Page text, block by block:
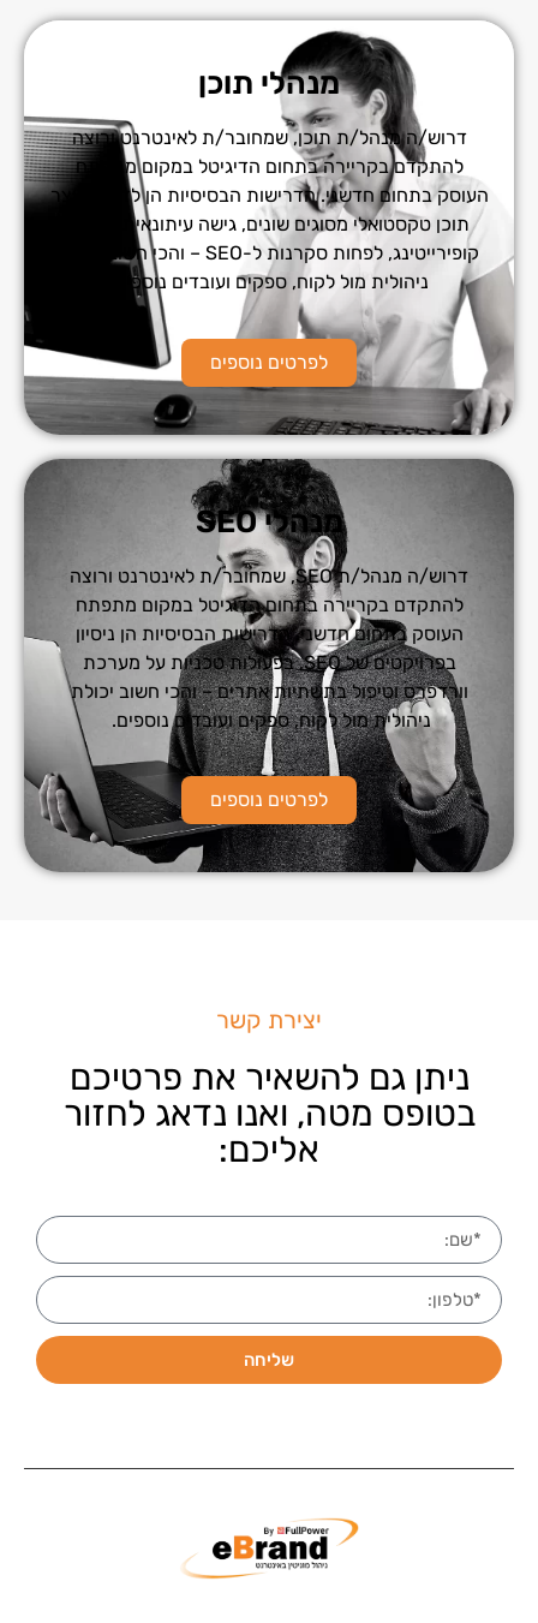
מנהלי תוכן
דרוש/ה מנהל/ת תוכן, שמחובר/ת לאינטרנט ורוצה
להתקדם בקריירה בתחום הדיגיטל במקום מתפתח
העוסק בתחום חדשני. הדרישות הבסיסיות הן לדעת לייצר
תוכן טקסטואלי מסוגים שונים, גישה עיתונאית, יכולת
קופירייטינג, לפחות סקרנות ל-SEO – והכי חשוב יכולת
ניהולית מול לקוח, ספקים ועובדים נוספים.
לפרטים נוספים
מנהלי SEO
דרוש/ה מנהל/ת SEO, שמחובר/ת לאינטרנט ורוצה
להתקדם בקריירה בתחום הדיגיטל במקום מתפתח
העוסק בתחום חדשני. הדרישות הבסיסיות הן ניסיון
בפרויקטים של SEO, בפעולות טכניות על מערכת
וורדפרס וטיפול בתשתיות אתרים – והכי חשוב יכולת
ניהולית מול לקוח, ספקים ועובדים נוספים.
לפרטים נוספים
יצירת קשר
ניתן גם להשאיר את פרטיכם
בטופס מטה, ואנו נדאג לחזור
אליכם:
שליחה